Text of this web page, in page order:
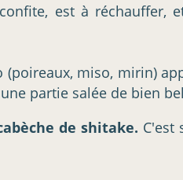
est à réchauffer,
miso, mirin)
partie salée de bien
de shitake. C'est